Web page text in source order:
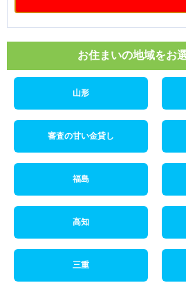
お住まいの地域をお
山形
審査の甘い金貸し
福島
高知
三重